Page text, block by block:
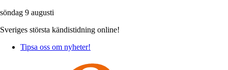
söndag 9 augusti
Sveriges största kändistidning online!
Tipsa oss om nyheter!